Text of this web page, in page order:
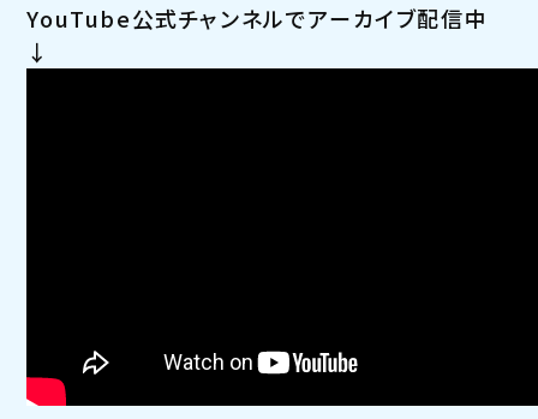
YouTube公式チャンネルでアーカイブ配信中
↓